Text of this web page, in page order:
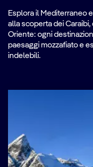
Esplora il Mediterraneo
alla scoperta dei
Oriente: ogni
paesaggi mozzafiato e
indelebili.